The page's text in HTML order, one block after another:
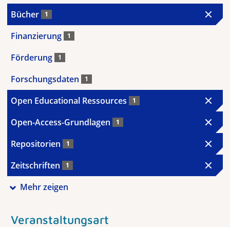
Bücher 1
Finanzierung 1
Förderung 1
Forschungsdaten 1
Open Educational Ressources 1
Open-Access-Grundlagen 1
Repositorien 1
Zeitschriften 1
Mehr zeigen
Veranstaltungsart